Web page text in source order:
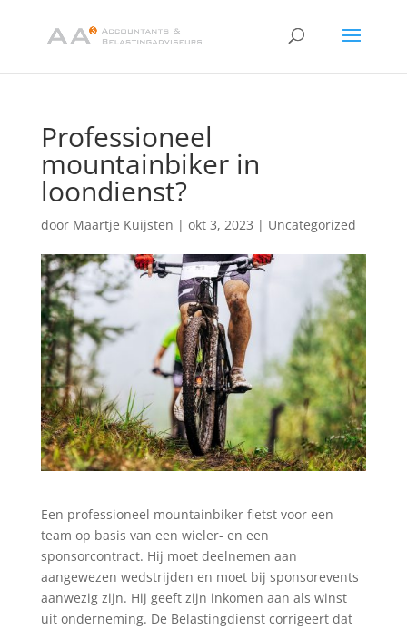
Professioneel
mountainbiker in
loondienst?
door Maartje Kuijsten | okt 3, 2023 | Uncategorized
Een professioneel mountainbiker fietst voor een
team op basis van een wieler- en een
sponsorcontract. Hij moet deelnemen aan
aangewezen wedstrijden en moet bij sponsorevents
aanwezig zijn. Hij geeft zijn inkomen aan als winst
uit onderneming. De Belastingdienst corrigeert dat